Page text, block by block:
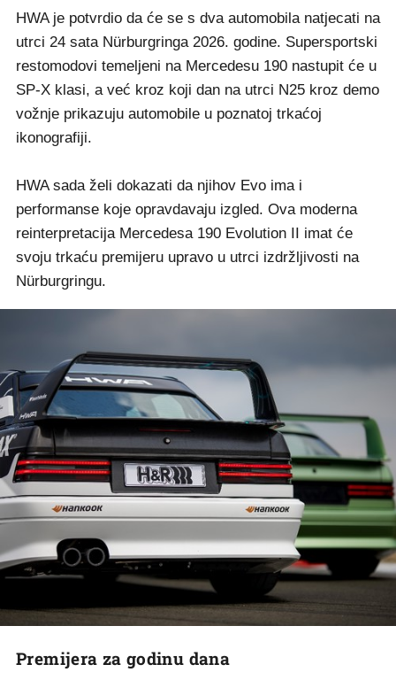
HWA je potvrdio da će se s dva automobila natjecati na
utrci 24 sata Nürburgringa 2026. godine. Supersportski
restomodovi temeljeni na Mercedesu 190 nastupit će u
SP-X klasi, a već kroz koji dan na utrci N25 kroz demo
vožnje prikazuju automobile u poznatoj trkaćoj
ikonografiji.
HWA sada želi dokazati da njihov Evo ima i
performanse koje opravdavaju izgled. Ova moderna
reinterpretacija Mercedesa 190 Evolution II imat će
svoju trkaću premijeru upravo u utrci izdržljivosti na
Nürburgringu.
Premijera za godinu dana